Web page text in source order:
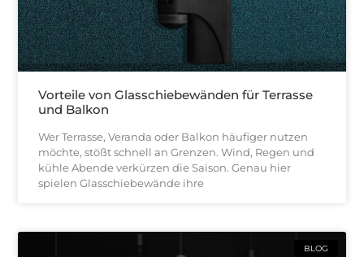
Vorteile von Glasschiebewänden für Terrasse
und Balkon
Wer Terrasse, Veranda oder Balkon häufiger nutzen
möchte, stößt schnell an Grenzen. Wind, Regen und
kühle Abende verkürzen die Saison. Genau hier
spielen Glasschiebewände ihre
BLOG